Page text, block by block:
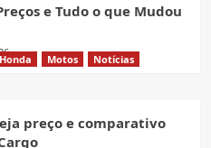
e Tudo o que Mudou
Honda Motos
Notícias
preço e comparativo